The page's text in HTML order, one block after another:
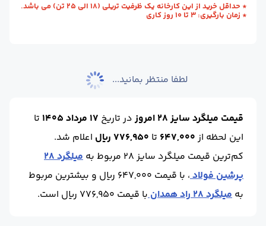
وزن شاخه (kg) :
57.96
* حداقل خرید از این کارخانه یک ظرفیت تریلی (18 الی 25 تن) می باشد.
* زمان بارگیری: 3 تا 10 روز کاری
لطفا منتظر بمانید...
قیمت میلگرد سایز 28 امروز در تاریخ 17 مرداد 1405
تا
این لحظه از647,000 تا 776,950 ریال
اعلام شد.
کم‌ترین قیمت میلگرد سایز 28 مربوط به
میلگرد 28
پرشین فولاد
، با قیمت 647,000 ریال و بیشترین مربوط
به میلگرد 28 راد همدان با قیمت 776,950 ریال است.